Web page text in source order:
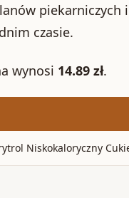
piekarniczych
czasie.
wynosi 14.89 zł.
Niskokaloryczny